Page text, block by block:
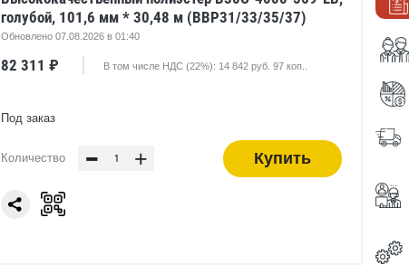
голубой, 101,6 мм * 30,48 м (BBP31/33/35/37)
Обновлено 07.08.2026 в 01:40
82 311 ₽ В том числе НДС (22%): 14 842 руб. 97 коп..
Под заказ
Количество - + Купить